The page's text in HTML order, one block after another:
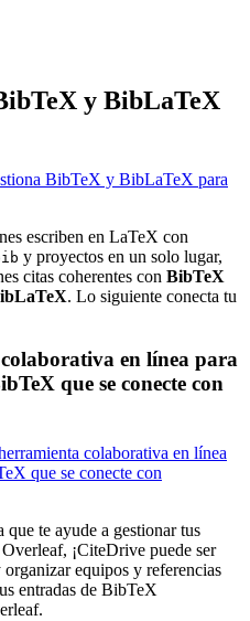
y BibLaTeX
BibTeX y BibLaTeX para
escriben en LaTeX con
y proyectos en un solo lugar,
citas coherentes con BibTeX
. Lo siguiente conecta tu
en línea para
que se conecte con
colaborativa en línea
que se conecte con
que te ayude a gestionar tus
¡CiteDrive puede ser
equipos y referencias
entradas de BibTeX